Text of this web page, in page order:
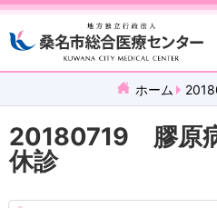
ホーム
20180719 膠原
休診